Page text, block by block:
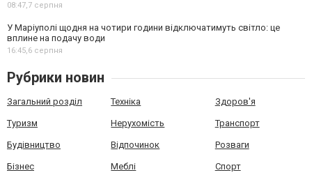
08:47,7 серпня
У Маріуполі щодня на чотири години відключатимуть світло: це
вплине на подачу води
16:45,6 серпня
Рубрики новин
Загальний розділ Техніка Здоров'я
Туризм Нерухомість Транспорт
Будівництво Відпочинок Розваги
Бізнес Меблі Спорт